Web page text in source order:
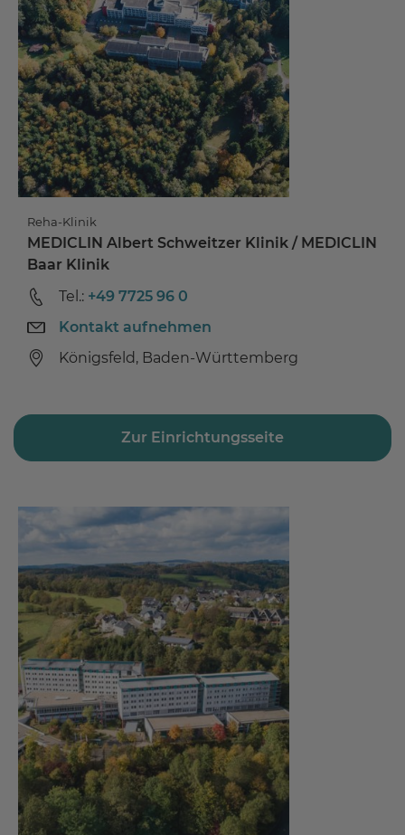
Reha-Klinik
MEDICLIN Albert Schweitzer Klinik / MEDICLIN
Baar Klinik
Tel.: +49 7725 96 0
Kontakt aufnehmen
Königsfeld, Baden-Württemberg
Zur Einrichtungsseite